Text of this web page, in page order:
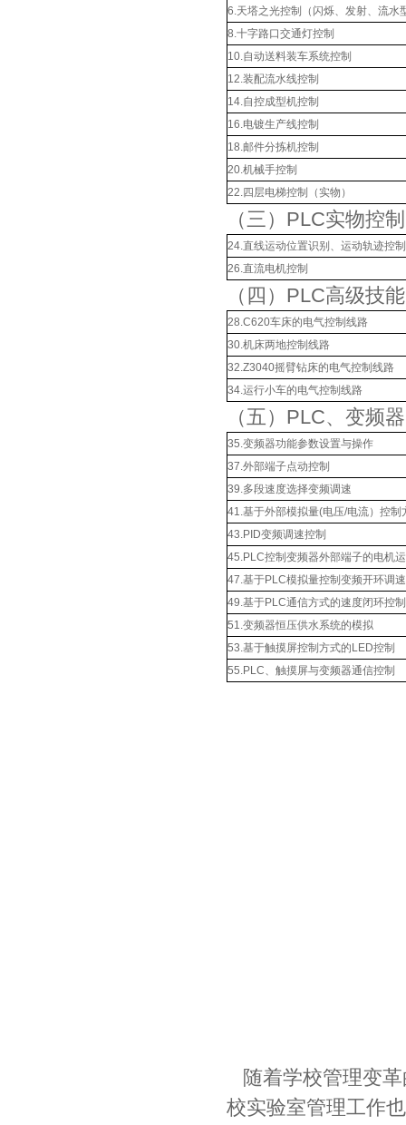
6.天塔之光控制（闪烁、发射、流水
8.十字路口交通灯控制
10.自动送料装车系统控制
12.装配流水线控制
14.自控成型机控制
16.电镀生产线控制
18.邮件分拣机控制
20.机械手控制
22.四层电梯控制（实物）
（三）PLC实物控
24.直线运动位置识别、运动轨迹控
26.直流电机控制
（四）PLC高级技
28.C620车床的电气控制线路
30.机床两地控制线路
32.Z3040摇臂钻床的电气控制线路
34.运行小车的电气控制线路
（五）PLC、变频
35.变频器功能参数设置与操作
37.外部端子点动控制
39.多段速度选择变频调速
41.基于外部模拟量(电压/电流）控制
43.PID变频调速控制
45.PLC控制变频器外部端子的电机
47.基于PLC模拟量控制变频开环调速
49.基于PLC通信方式的速度闭环控制
51.变频器恒压供水系统的模拟
53.基于触摸屏控制方式的LED控制
55.PLC、触摸屏与变频器通信控制
随着学校管理变
校实验室管理工作